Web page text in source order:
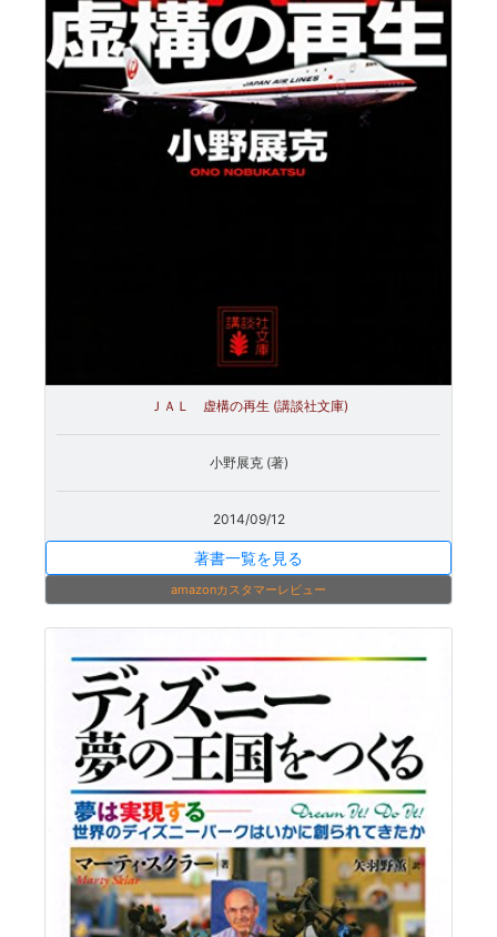
ＪＡＬ 虚構の再生 (講談社文庫)
小野展克 (著)
2014/09/12
著書一覧を見る
amazonカスタマーレビュー